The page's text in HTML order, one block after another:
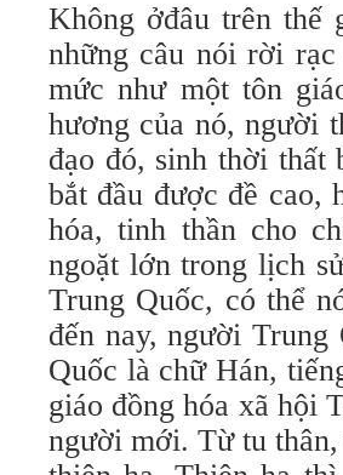
Không ởđâu trên thế
những câu nói rời
mức như một tôn
hương của nó, người
đạo đó, sinh thời
bắt đầu được đề cao,
hóa, tinh thần cho
ngoặt lớn trong lịch
Trung Quốc, có thể
đến nay, người
Quốc là chữ Hán,
giáo đồng hóa xã hội
người mới. Từ tu